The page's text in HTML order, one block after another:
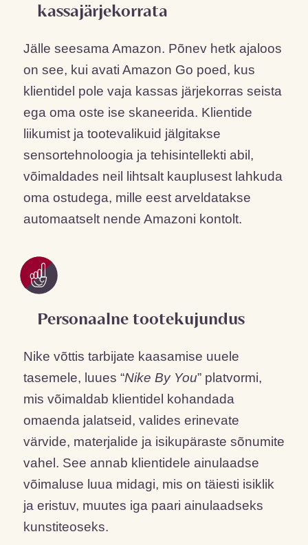
kassajärjekorrata
Jälle seesama Amazon. Põnev hetk ajaloos
on see, kui avati Amazon Go poed, kus
klientidel pole vaja kassas järjekorras seista
ega oma oste ise skaneerida. Klientide
liikumist ja tootevalikuid jälgitakse
sensortehnoloogia ja tehisintellekti abil,
võimaldades neil lihtsalt kauplusest lahkuda
oma ostudega, mille eest arveldatakse
automaatselt nende Amazoni kontolt.
Personaalne tootekujundus
Nike võttis tarbijate kaasamise uuele
tasemele, luues “Nike By You” platvormi,
mis võimaldab klientidel kohandada
omaenda jalatseid, valides erinevate
värvide, materjalide ja isikupäraste sõnumite
vahel. See annab klientidele ainulaadse
võimaluse luua midagi, mis on täiesti isiklik
ja eristuv, muutes iga paari ainulaadseks
kunstiteoseks.